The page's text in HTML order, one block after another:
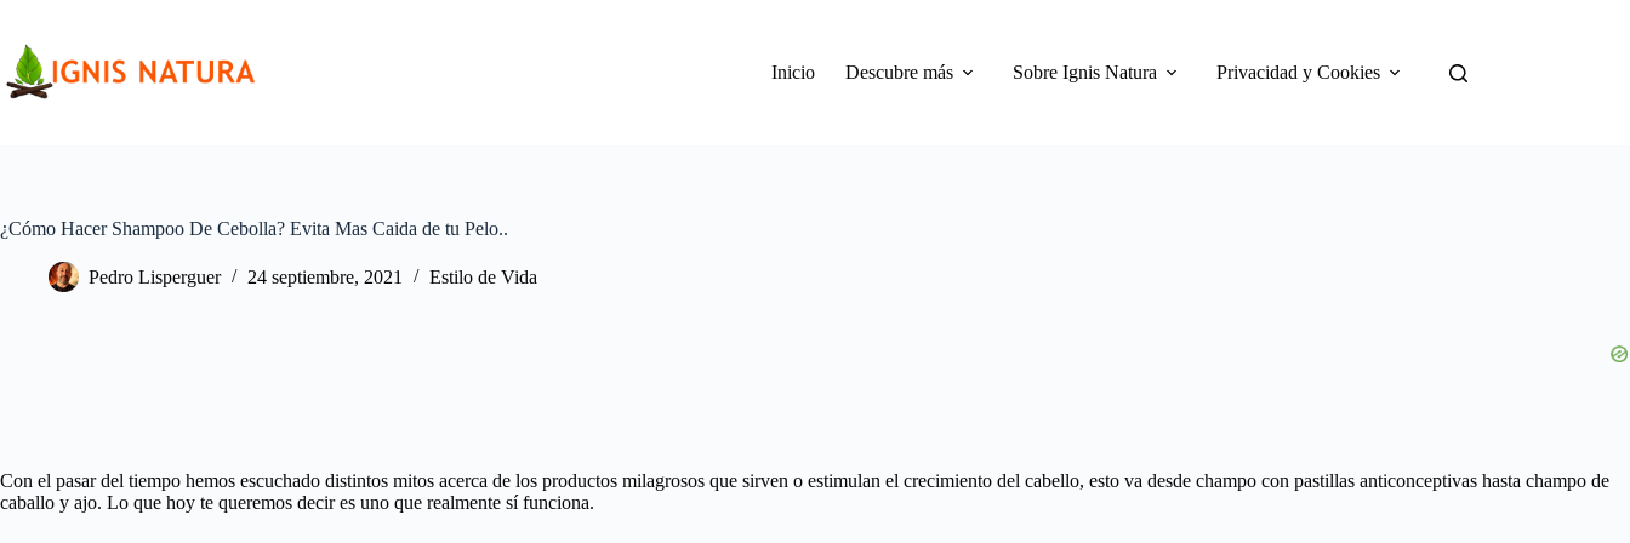
contenido
Inicio
Descubre más Sobre Ignis Natura Privacidad y Cookies
¿Cómo Hacer Shampoo De Cebolla? Evita Mas Caida de tu Pelo..
Pedro Lisperguer 24 septiembre, 2021 Estilo de Vida
Con el pasar del tiempo hemos escuchado distintos mitos acerca de los productos milagrosos que sirven o estimulan el crecimiento del cabello, esto va desde champo con pastillas anticonceptivas hasta champo de
caballo y ajo. Lo que hoy te queremos decir es uno que realmente sí funciona.